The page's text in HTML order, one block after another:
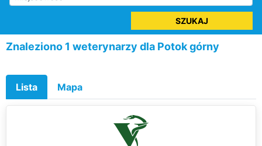
SZUKAJ
Znaleziono 1 weterynarzy dla Potok górny
Lista Mapa